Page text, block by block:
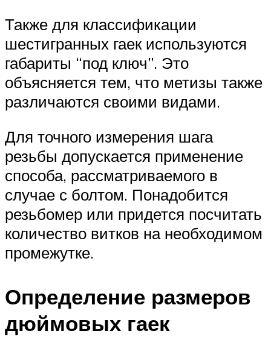
Также для классификации
шестигранных гаек используются
габариты “под ключ”. Это
объясняется тем, что метизы также
различаются своими видами.
Для точного измерения шага
резьбы допускается применение
способа, рассматриваемого в
случае с болтом. Понадобится
резьбомер или придется посчитать
количество витков на необходимом
промежутке.
Определение размеров
дюймовых гаек